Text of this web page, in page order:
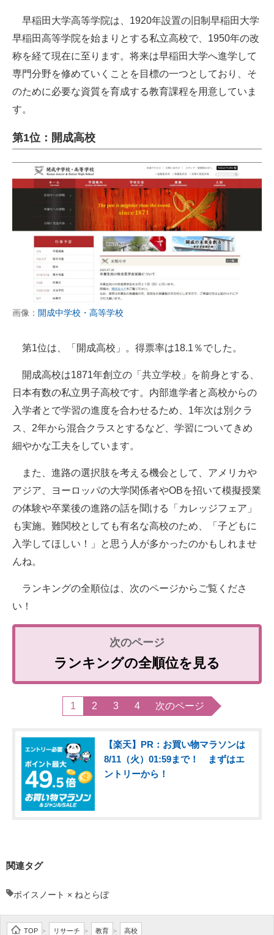
早稲田大学高等学院は、1920年設置の旧制早稲田大学
早稲田高等学院を始まりとする私立高校で、1950年の改
称を経て現在に至ります。将来は早稲田大学へ進学して
専門分野を修めていくことを目標の一つとしており、そ
のために必要な資質を育成する教育課程を用意していま
す。
第1位：開成高校
画像： 開成中学校・高等学校
第1位は、「開成高校」。得票率は18.1％でした。
開成高校は1871年創立の「共立学校」を前身とする、
日本有数の私立男子高校です。内部進学者と高校からの
入学者とで学習の進度を合わせるため、1年次は別クラ
ス、2年から混合クラスとするなど、学習についてきめ
細やかな工夫をしています。
また、進路の選択肢を考える機会として、アメリカや
アジア、ヨーロッパの大学関係者やOBを招いて模擬授業
の体験や卒業後の進路の話を聞ける「カレッジフェア」
も実施。難関校としても有名な高校のため、「子どもに
入学してほしい！」と思う人が多かったのかもしれませ
んね。
ランキングの全順位は、次のページからご覧くださ
い！
ランキングの全順位を見る
1 2 3 4 次のページ
【楽天】PR：お買い物マラソンは
8/11（火）01:59まで！ まずはエ
ントリーから！
関連タグ
ボイスノート × ねとらぼ
TOP > リサーチ > 教育 > 高校